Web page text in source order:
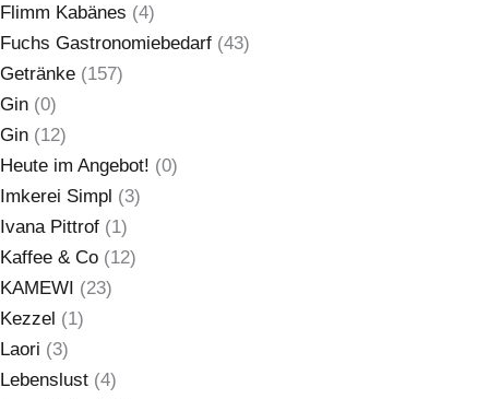
Flimm Kabänes (4)
Fuchs Gastronomiebedarf (43)
Getränke (157)
Gin (0)
Gin (12)
Heute im Angebot! (0)
Imkerei Simpl (3)
Ivana Pittrof (1)
Kaffee & Co (12)
KAMEWI (23)
Kezzel (1)
Laori (3)
Lebenslust (4)